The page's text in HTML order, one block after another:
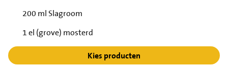
200 ml Slagroom
1 el (grove) mosterd
Kies producten